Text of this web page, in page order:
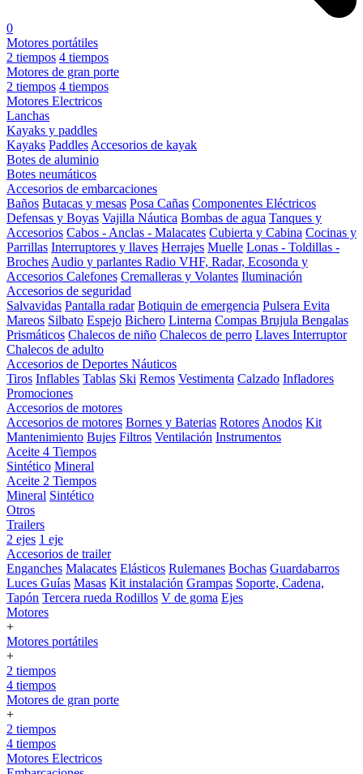
0
Motores portátiles
2 tiempos 4 tiempos
Motores de gran porte
2 tiempos 4 tiempos
Motores Electricos
Lanchas
Kayaks y paddles
Kayaks Paddles Accesorios de kayak
Botes de aluminio
Botes neumáticos
Accesorios de embarcaciones
Baños Butacas y mesas Posa Cañas Componentes Eléctricos
Defensas y Boyas Vajilla Náutica Bombas de agua Tanques y
Accesorios Cabos - Anclas - Malacates Cubierta y Cabina Cocinas y
Parrillas Interruptores y llaves Herrajes Muelle Lonas - Toldillas -
Broches Audio y parlantes Radio VHF, Radar, Ecosonda y
Accesorios Calefones Cremalleras y Volantes Iluminación
Accesorios de seguridad
Salvavidas Pantalla radar Botiquin de emergencia Pulsera Evita
Mareos Silbato Espejo Bichero Linterna Compas Brujula Bengalas
Prismáticos Chalecos de niño Chalecos de perro Llaves Interruptor
Chalecos de adulto
Accesorios de Deportes Náuticos
Tiros Inflables Tablas Ski Remos Vestimenta Calzado Infladores
Promociones
Accesorios de motores
Accesorios de motores Bornes y Baterias Rotores Anodos Kit
Mantenimiento Bujes Filtros Ventilación Instrumentos
Aceite 4 Tiempos
Sintético Mineral
Aceite 2 Tiempos
Mineral Sintético
Otros
Trailers
2 ejes 1 eje
Accesorios de trailer
Enganches Malacates Elásticos Rulemanes Bochas Guardabarros
Luces Guías Masas Kit instalación Grampas Soporte, Cadena,
Tapón Tercera rueda Rodillos V de goma Ejes
Motores
+
Motores portátiles
+
2 tiempos
4 tiempos
Motores de gran porte
+
2 tiempos
4 tiempos
Motores Electricos